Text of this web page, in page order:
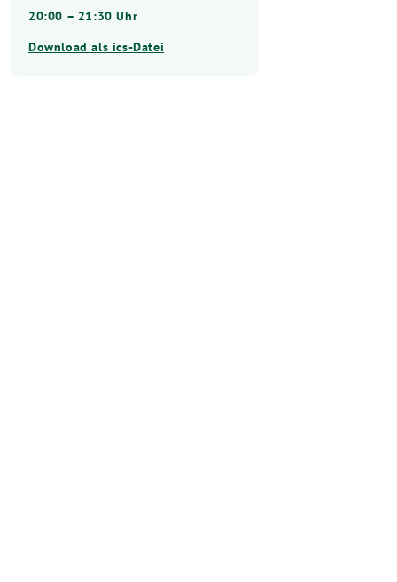
20:00 – 21:30 Uhr
Download als ics-Datei